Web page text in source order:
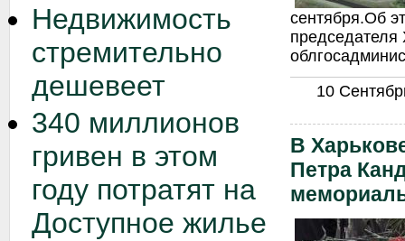
Недвижимость
стремительно
дешевеет
340 миллионов
гривен в этом
году потратят на
Доступное жилье
сентября.Об
председателя
10
В
Петра